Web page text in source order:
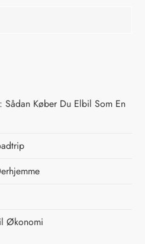
Køber Du Elbil Som En
Økonomi